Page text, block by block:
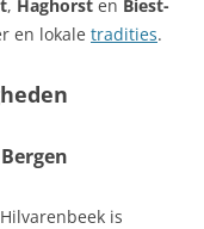
, Haghorst en Biest-
en lokale tradities.
is